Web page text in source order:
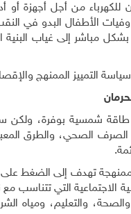
مباشر إلى غياب البنية
التمييز الممنهج
طاقة شمسية بوفرة،
الصرف الصحي، والطرق
تهدف إلى الضغط على
التي تتناسب مع
والتعليم، ومياه